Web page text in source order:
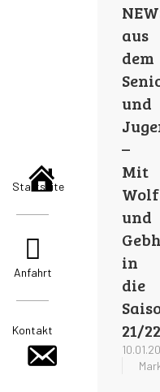
Startseite
Anfahrt
Kontakt
aus
dem
und
–
Mit
Wolf
und
in
die
21/22